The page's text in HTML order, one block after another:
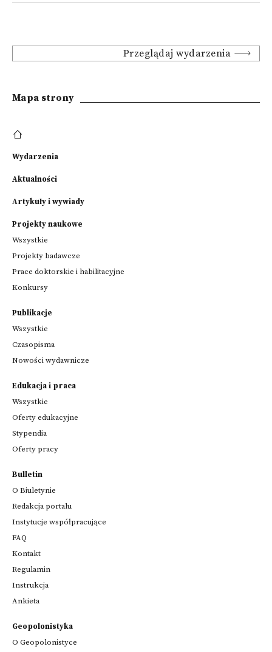
Przeglądaj wydarzenia
Mapa strony
Wydarzenia
Aktualności
Artykuły i wywiady
Projekty naukowe
Wszystkie
Projekty badawcze
Prace doktorskie i habilitacyjne
Konkursy
Publikacje
Wszystkie
Czasopisma
Nowości wydawnicze
Edukacja i praca
Wszystkie
Oferty edukacyjne
Stypendia
Oferty pracy
Bulletin
O Biuletynie
Redakcja portalu
Instytucje współpracujące
FAQ
Kontakt
Regulamin
Instrukcja
Ankieta
Geopolonistyka
O Geopolonistyce